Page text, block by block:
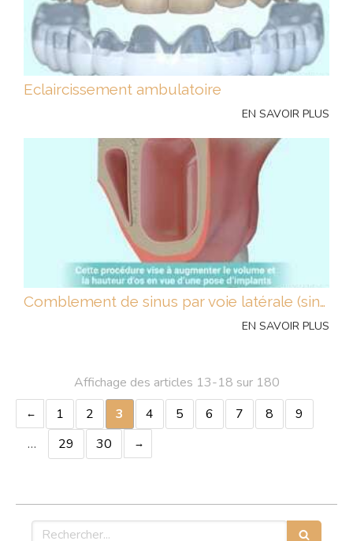
Eclaircissement ambulatoire
EN SAVOIR PLUS
Comblement de sinus par voie latérale (sinus lift) avec implantation différée
EN SAVOIR PLUS
Affichage des articles 13-18 sur 180
1
2 3 4 5 6 7 8
9
…
29 30
Rechercher